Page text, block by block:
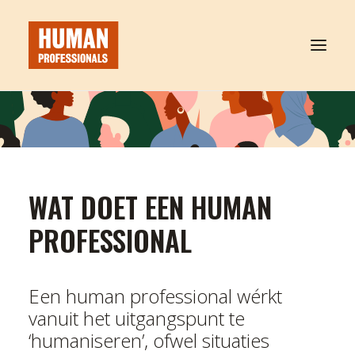
WAT DOET EEN HP
IK BEN EEN HP
OVER HP
CONTACT
SEARCH
WAT DOET EEN HUMAN
PROFESSIONAL
Een human professional wérkt
vanuit het uitgangspunt te
‘humaniseren’, ofwel situaties